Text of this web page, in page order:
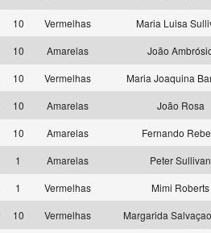
10 Vermelhas
Maria Luisa
10 Amarelas
João
10 Vermelhas
Maria Joaquina
10 Amarelas
João Rosa
10 Amarelas
Fernando
1 Amarelas
Peter Sullivan
1 Vermelhas
Mimi Roberts
10 Vermelhas
Margarida